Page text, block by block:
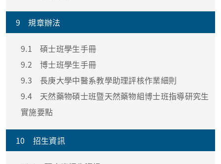
9 規章辦法
9.1
碩士班學生手冊
9.2
博士班學生手冊
9.3
長庚大學中醫系教學助理評核作業細則
9.4
天然藥物碩士班暨天然藥物組博士班指導研究生
實施要點
10 招生資訊